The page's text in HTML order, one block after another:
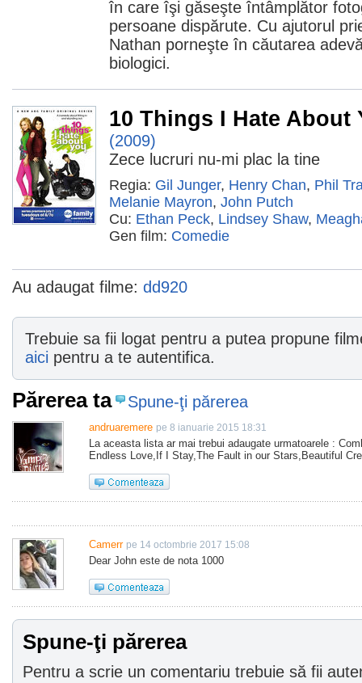
în care îşi găseşte întâmplător
persoane dispărute. Cu ajutorul
Nathan porneşte în căutarea
biologici.
10 Things I Hate About
(2009)
Zece lucruri nu-mi plac la tine
Regia: Gil Junger, Henry Chan, Phil
Melanie Mayron, John Putch
Cu: Ethan Peck, Lindsey Shaw,
Gen film: Comedie
Au adaugat filme: dd920
Trebuie sa fii logat pentru a putea propune
aici pentru a te autentifica.
Părerea ta Spune-ţi părerea
andruaremere pe 8 ianuarie 2015 18:31
La aceasta lista ar mai trebui adaugate urmatoarele :
Endless Love,If I Stay,The Fault in our Stars,Beautiful
Camerr pe 14 octombrie 2017 15:08
Dear John este de nota 1000
Spune-ţi părerea
Pentru a scrie un comentariu trebuie să fii